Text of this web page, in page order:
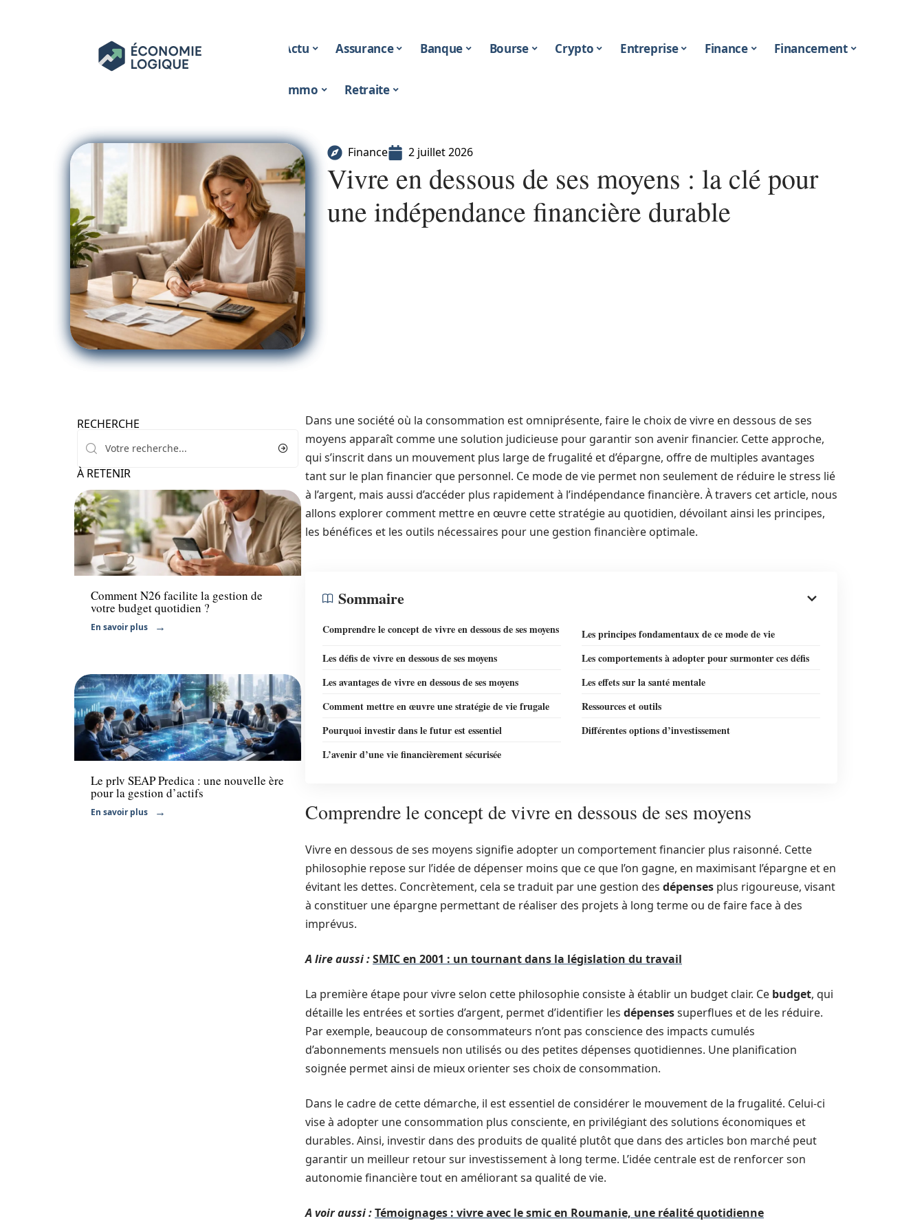
Actu Assurance Banque Bourse Crypto Entreprise Finance Financement
Immo Retraite
Finance 2 juillet 2026
Vivre en dessous de ses moyens : la clé pour
une indépendance financière durable
RECHERCHE
À RETENIR
Finance
Comment N26 facilite la gestion de
votre budget quotidien ?
En savoir plus
Finance
Le prlv SEAP Predica : une nouvelle ère
pour la gestion d’actifs
En savoir plus
Dans une société où la consommation est omniprésente, faire le choix de vivre en dessous de ses
moyens apparaît comme une solution judicieuse pour garantir son avenir financier. Cette approche,
qui s’inscrit dans un mouvement plus large de frugalité et d’épargne, offre de multiples avantages
tant sur le plan financier que personnel. Ce mode de vie permet non seulement de réduire le stress lié
à l’argent, mais aussi d’accéder plus rapidement à l’indépendance financière. À travers cet article, nous
allons explorer comment mettre en œuvre cette stratégie au quotidien, dévoilant ainsi les principes,
les bénéfices et les outils nécessaires pour une gestion financière optimale.
Sommaire
Comprendre le concept de vivre en dessous de ses moyens
Les principes fondamentaux de ce mode de vie
Les défis de vivre en dessous de ses moyens
Les comportements à adopter pour surmonter ces défis
Les avantages de vivre en dessous de ses moyens
Les effets sur la santé mentale
Comment mettre en œuvre une stratégie de vie frugale
Ressources et outils
Pourquoi investir dans le futur est essentiel
Différentes options d’investissement
L’avenir d’une vie financièrement sécurisée
Comprendre le concept de vivre en dessous de ses moyens
Vivre en dessous de ses moyens signifie adopter un comportement financier plus raisonné. Cette
philosophie repose sur l’idée de dépenser moins que ce que l’on gagne, en maximisant l’épargne et en
évitant les dettes. Concrètement, cela se traduit par une gestion des dépenses plus rigoureuse, visant
à constituer une épargne permettant de réaliser des projets à long terme ou de faire face à des
imprévus.
A lire aussi :SMIC en 2001 : un tournant dans la législation du travail
La première étape pour vivre selon cette philosophie consiste à établir un budget clair. Ce budget, qui
détaille les entrées et sorties d’argent, permet d’identifier les dépensessuperflues et de les réduire.
Par exemple, beaucoup de consommateurs n’ont pas conscience des impacts cumulés
d’abonnements mensuels non utilisés ou des petites dépenses quotidiennes. Une planification
soignée permet ainsi de mieux orienter ses choix de consommation.
Dans le cadre de cette démarche, il est essentiel de considérer le mouvement de la frugalité. Celui-ci
vise à adopter une consommation plus consciente, en privilégiant des solutions économiques et
durables. Ainsi, investir dans des produits de qualité plutôt que dans des articles bon marché peut
garantir un meilleur retour sur investissement à long terme. L’idée centrale est de renforcer son
autonomie financière tout en améliorant sa qualité de vie.
A voir aussi :Témoignages : vivre avec le smic en Roumanie, une réalité quotidienne